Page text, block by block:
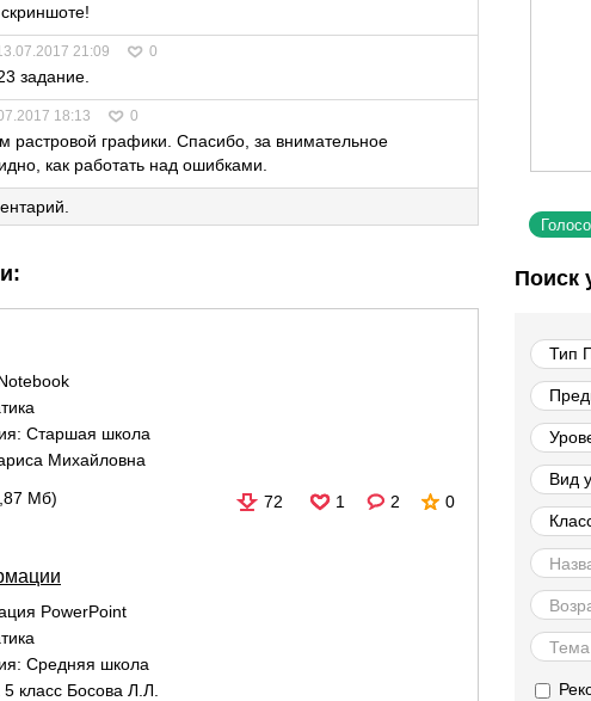
21:09 0
задание.
18:13 0
растровой графики. Спасибо, за внимательное
как работать над ошибками.
Старшая школа
Михайловна
Мб) 72 1 2 0
PowerPoint
Средняя школа
класс Босова Л.Л.
Поиск
Тип
Вид